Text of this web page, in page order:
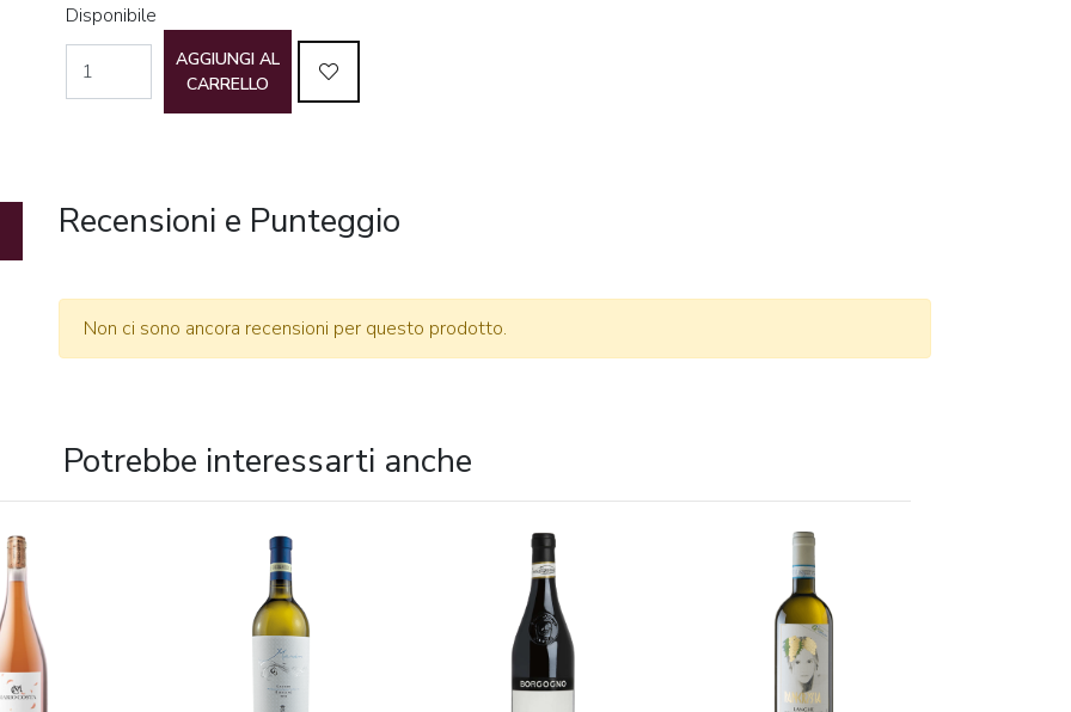
Disponibile
AGGIUNGI AL
CARRELLO
Recensioni e Punteggio
Non ci sono ancora recensioni per questo prodotto.
Potrebbe interessarti anche